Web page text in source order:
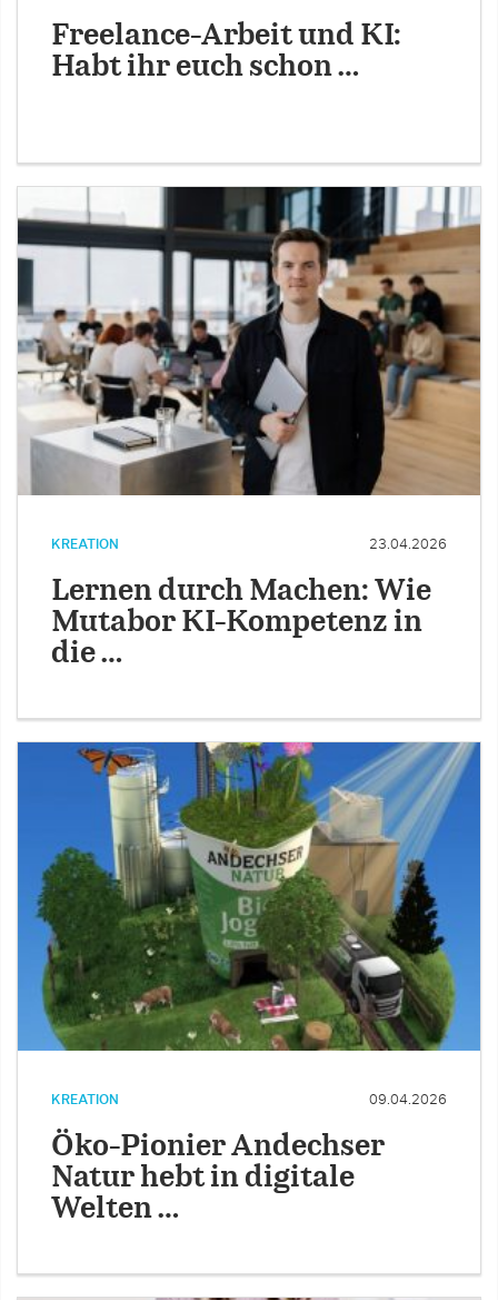
Freelance-Arbeit und KI:
Habt ihr euch schon …
KREATION 23.04.2026
Lernen durch Machen: Wie
Mutabor KI-Kompetenz in
die …
KREATION 09.04.2026
Öko-Pionier Andechser
Natur hebt in digitale
Welten …